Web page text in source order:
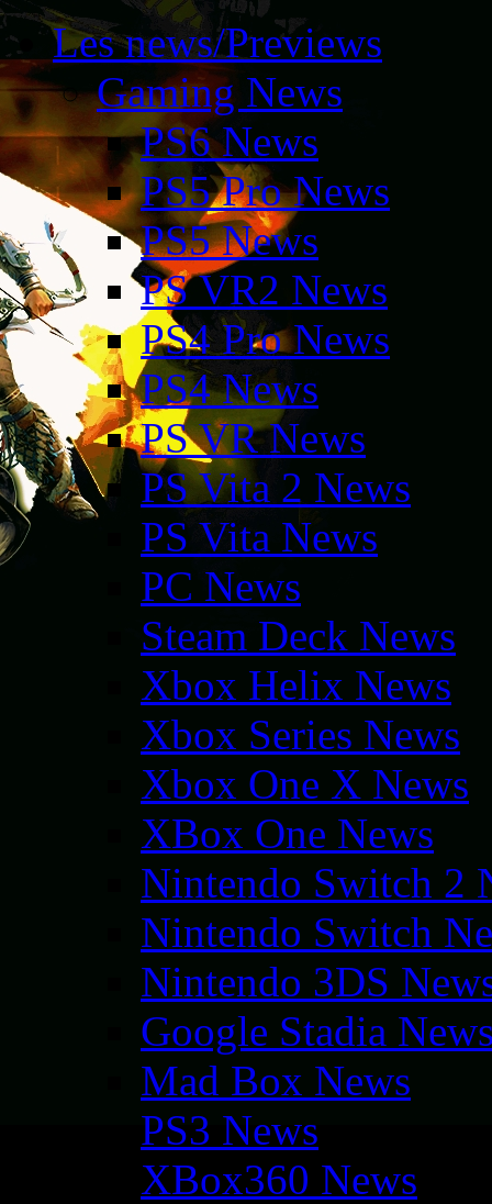
Les news/Previews
Gaming News
PS6 News
PS5 Pro News
PS5 News
PS VR2 News
PS4 Pro News
PS4 News
PS VR News
PS Vita 2 News
PS Vita News
PC News
Steam Deck News
Xbox Helix News
Xbox Series News
Xbox One X News
XBox One News
Nintendo Switch 2
Nintendo Switch
Nintendo 3DS
Google Stadia
Mad Box News
PS3 News
XBox360 News